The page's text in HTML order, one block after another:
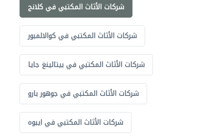
شركات الأثاث المكتبي في كلانج
شركات الأثاث المكتبي في كوالالمبور
شركات الأثاث المكتبي في بيتالينغ جايا
شركات الأثاث المكتبي في جوهور بارو
شركات الأثاث المكتبي في ايبوه